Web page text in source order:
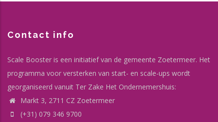
Contact info
Scale Booster is een initiatief van de gemeente Zoetermeer. Het
programma voor versterken van start- en scale-ups wordt
georganiseerd vanuit Ter Zake Het Ondernemershuis:
Markt 3, 2711 CZ Zoetermeer
(+31) 079 346 9700